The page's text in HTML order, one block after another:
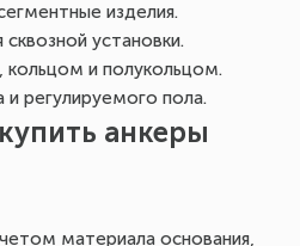
изделия.
установки.
и полукольцом.
и регулируемого пола.
анкеры
материала основания,